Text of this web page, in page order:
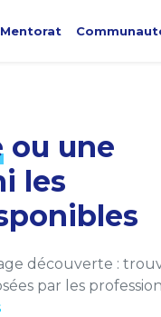
Mentorat
ou une
les
découverte :
par les